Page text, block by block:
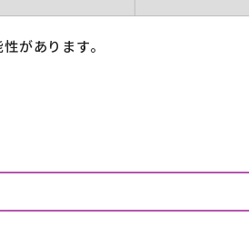
があります。